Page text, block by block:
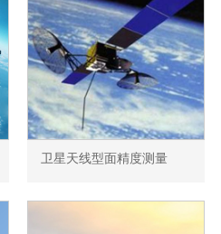
卫星天线型面精度测量